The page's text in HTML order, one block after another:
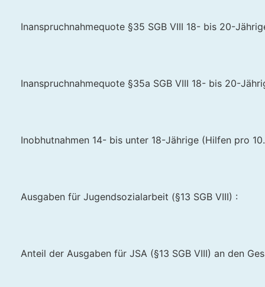
Inanspruchnahmequote §35 SGB VIII 18- bis 20-
Inanspruchnahmequote §35a SGB VIII 18- bis 20-
Inobhutnahmen 14- bis unter 18-Jährige (Hilfen pro
Ausgaben für Jugendsozialarbeit (§13 SGB VIII) :
Anteil der Ausgaben für JSA (§13 SGB VIII) an den